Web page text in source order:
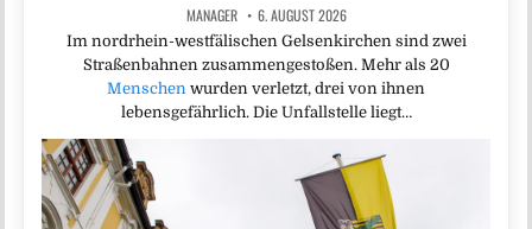
MANAGER 6. AUGUST 2026
Im nordrhein-westfälischen Gelsenkirchen sind zwei
Straßenbahnen zusammengestoßen. Mehr als 20
Menschen wurden verletzt, drei von ihnen
lebensgefährlich. Die Unfallstelle liegt…